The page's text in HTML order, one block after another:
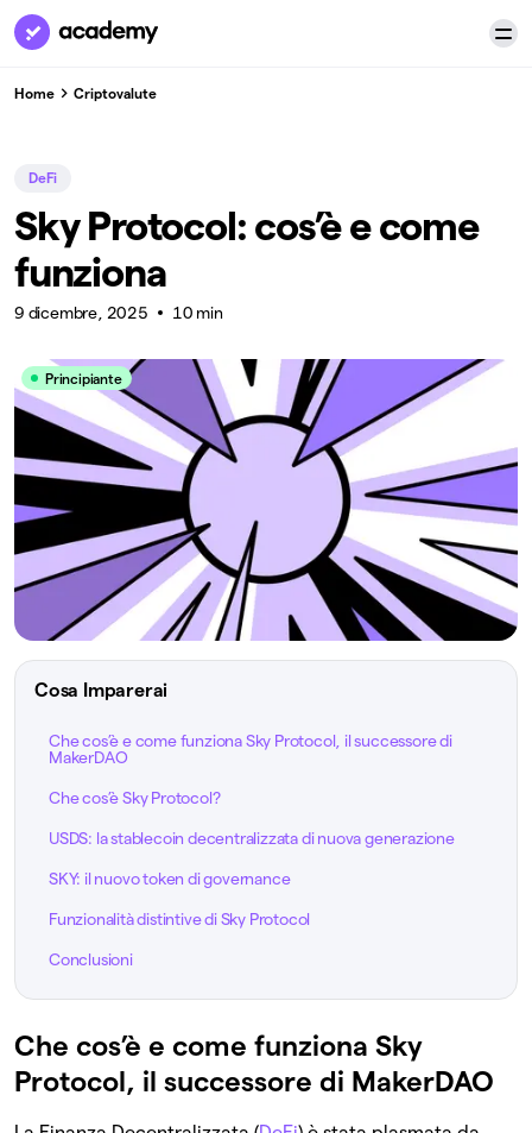
Home Criptovalute
DeFi
Sky Protocol: cos’è e come
funziona
9 dicembre, 2025 10 min
Principiante
Cosa Imparerai
Che cos’è e come funziona Sky Protocol, il successore di
MakerDAO
Che cos’è Sky Protocol?
USDS: la stablecoin decentralizzata di nuova generazione
SKY: il nuovo token di governance
Funzionalità distintive di Sky Protocol
Conclusioni
Che cos’è e come funziona Sky
Protocol, il successore di MakerDAO